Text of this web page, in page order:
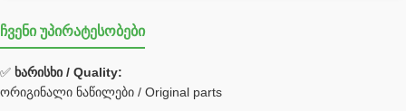
ჩვენი უპირატესობები
✅ ხარისხი / Quality:
ორიგინალი ნაწილები / Original parts